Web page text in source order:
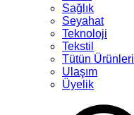
Sağlık
Seyahat
Teknoloji
Tekstil
Tütün Ürünleri
Ulaşım
Üyelik